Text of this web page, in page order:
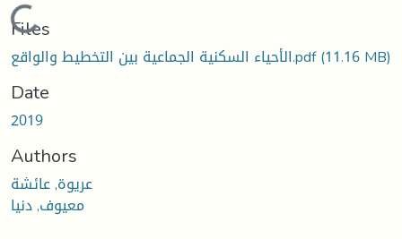
Loading...
Files
الأحياء السكنية الجماعية بين التخطيط والواقع.pdf(11.16 MB)
Date
2019
Authors
عريوة, عائشة
معيوف, دنيا